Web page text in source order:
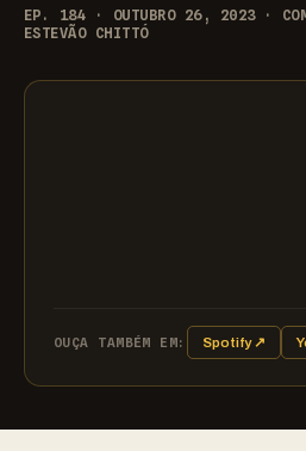
EP. 184 · OUTUBRO 26, 2023 · COM
ESTEVÃO CHITTÓ
OUÇA TAMBÉM EM: Spotify ↗